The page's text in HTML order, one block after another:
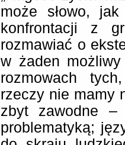
może słowo,
konfrontacji z
rozmawiać o
w żaden
rozmowach
rzeczy nie mamy
zbyt zawodne
problematyką;